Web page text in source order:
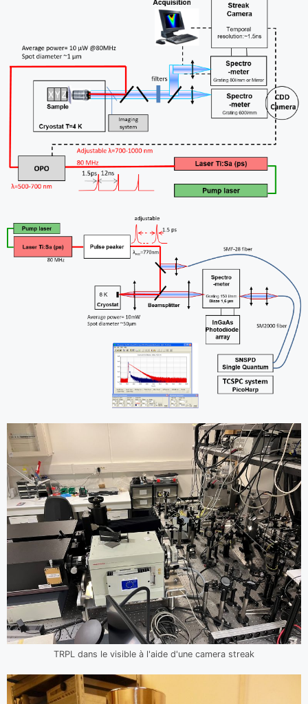
TRPL dans le visible à l'aide d'une camera streak